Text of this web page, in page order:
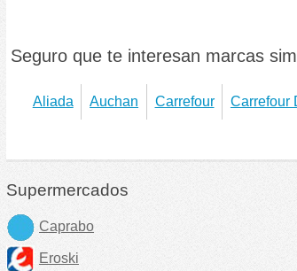
Seguro que te interesan marcas
Aliada Auchan Carrefour Carrefour
Supermercados
Caprabo
Eroski